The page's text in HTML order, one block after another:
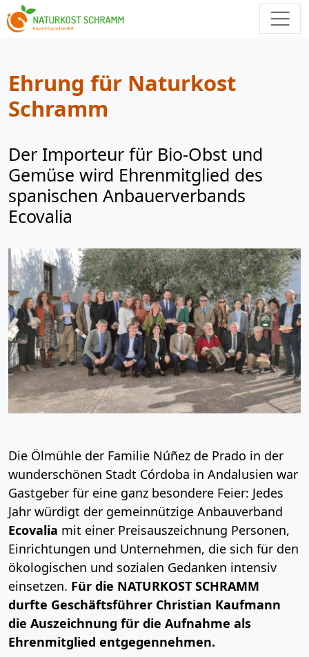
Ehrung für Naturkost
Schramm
Der Importeur für Bio-Obst und
Gemüse wird Ehrenmitglied des
spanischen Anbauerverbands
Ecovalia
Die Ölmühle der Familie Núñez de Prado in der
wunderschönen Stadt Córdoba in Andalusien war
Gastgeber für eine ganz besondere Feier: Jedes
Jahr würdigt der gemeinnützige Anbauverband
Ecovalia mit einer Preisauszeichnung Personen,
Einrichtungen und Unternehmen, die sich für den
ökologischen und sozialen Gedanken intensiv
einsetzen. Für die NATURKOST SCHRAMM
durfte Geschäftsführer Christian Kaufmann
die Auszeichnung für die Aufnahme als
Ehrenmitglied entgegennehmen.